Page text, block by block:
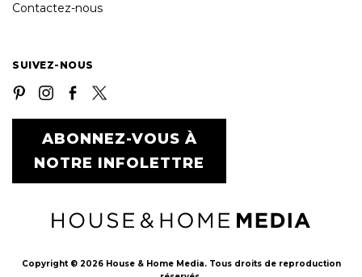
Contactez-nous
SUIVEZ-NOUS
ABONNEZ-VOUS À
NOTRE INFOLETTRE
Copyright © 2026 House & Home Media. Tous droits de reproduction